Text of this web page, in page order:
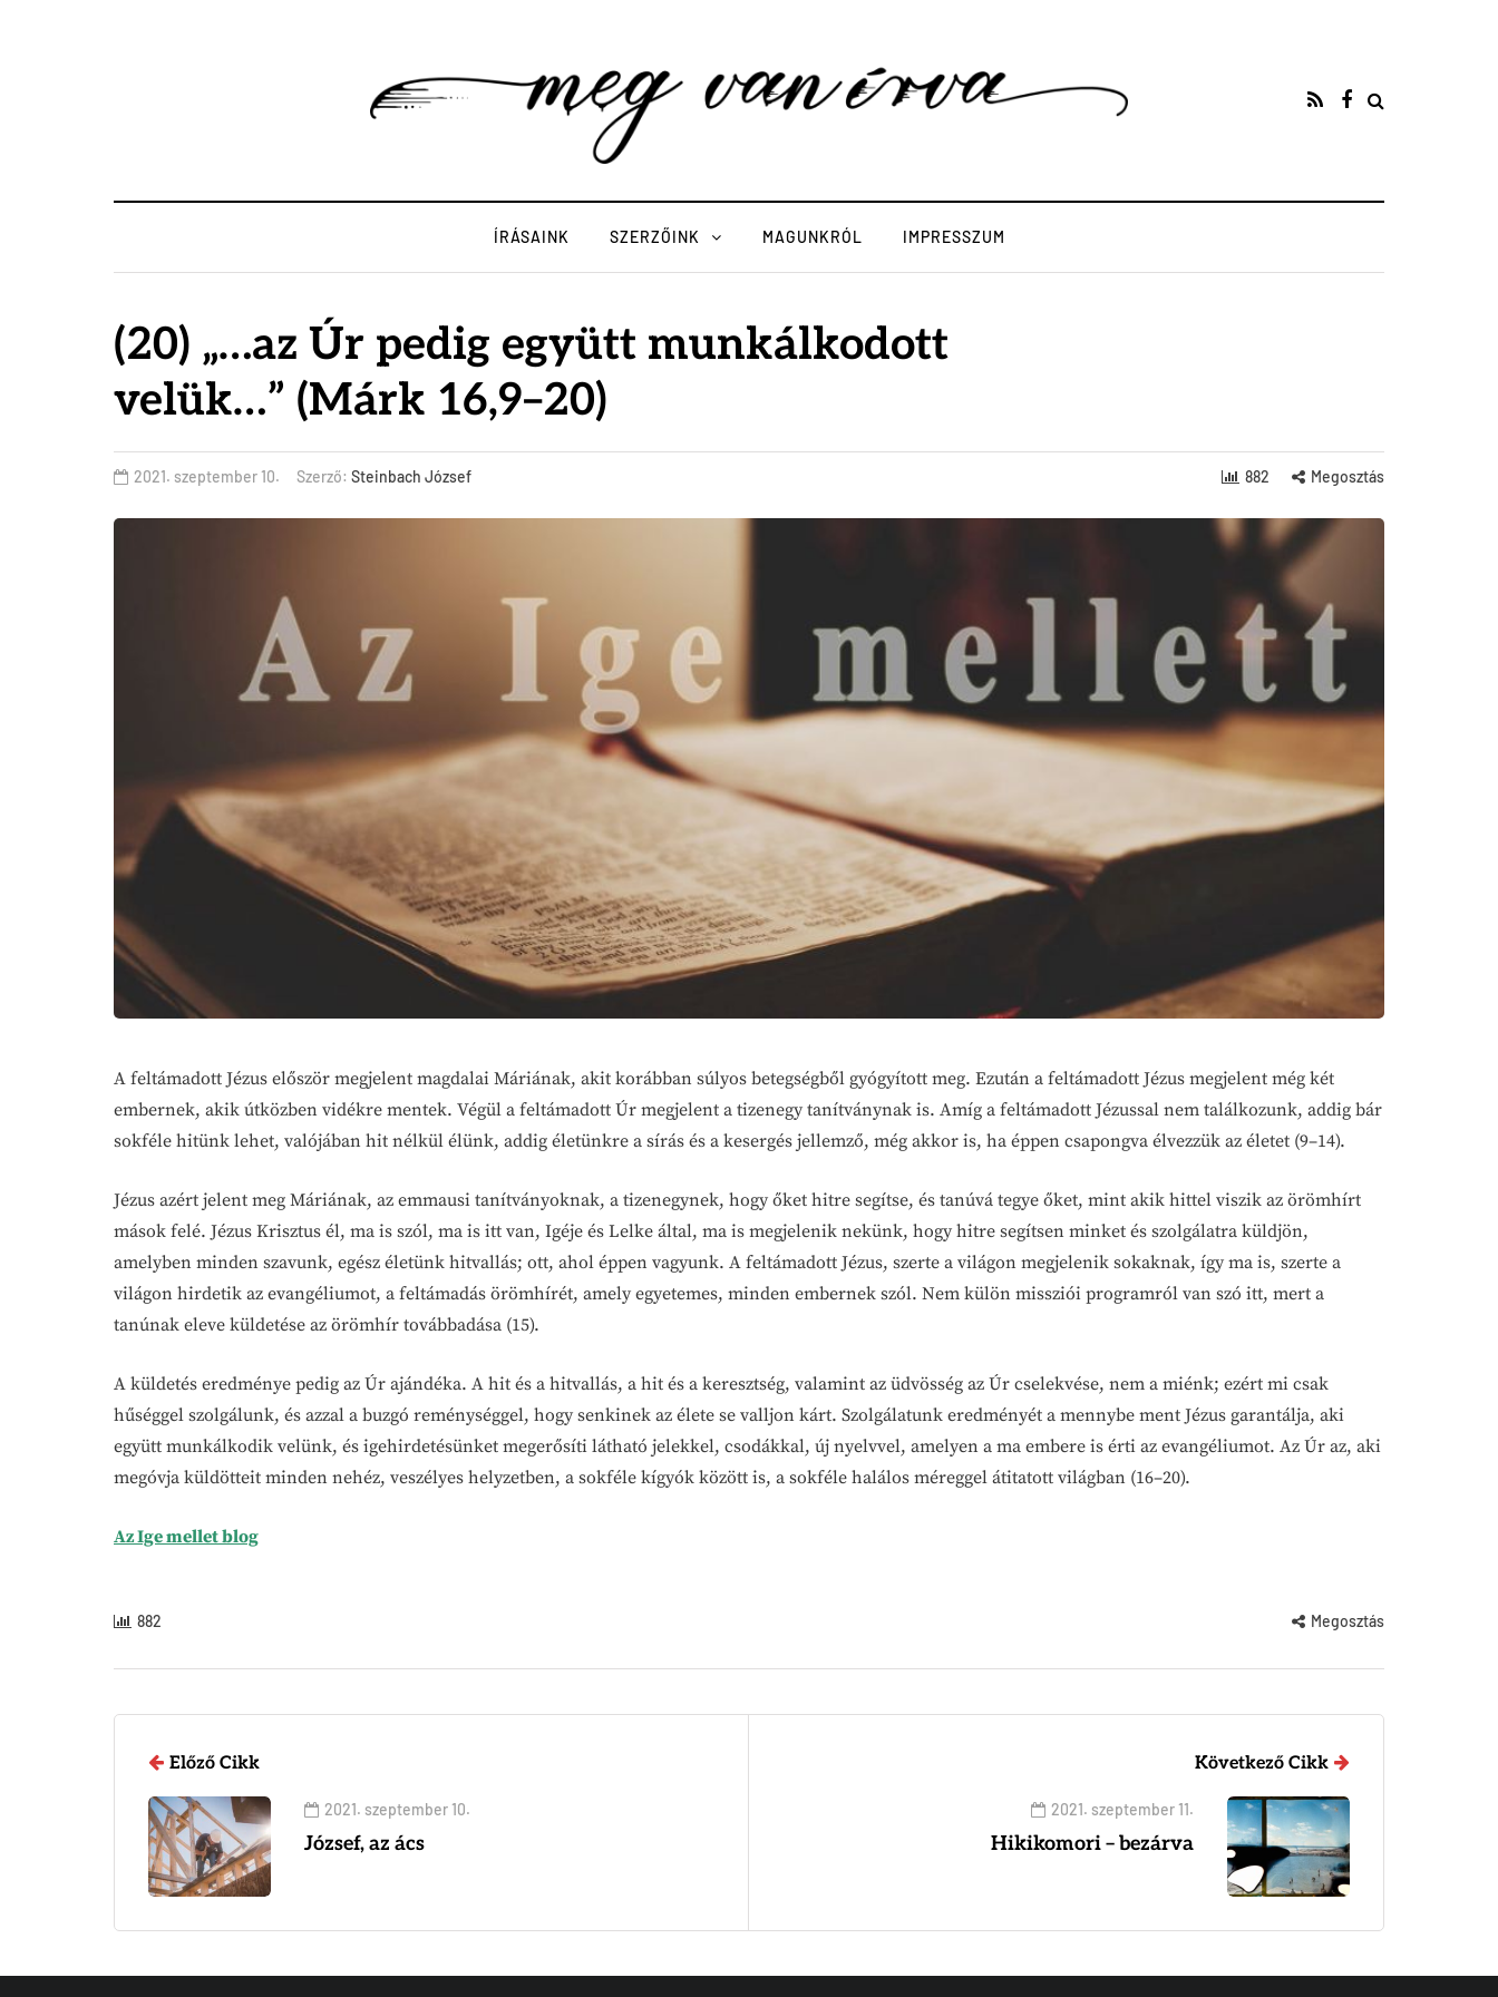
ÍRÁSAINK SZERZŐINK MAGUNKRÓL IMPRESSZUM
(20) „…az Úr pedig együtt munkálkodott
velük…” (Márk 16,9–20)
2021. szeptember 10. Szerző: Steinbach József 882 Megosztás
A feltámadott Jézus először megjelent magdalai Máriának, akit korábban súlyos betegségből gyógyított meg. Ezután a feltámadott Jézus megjelent még két
embernek, akik útközben vidékre mentek. Végül a feltámadott Úr megjelent a tizenegy tanítványnak is. Amíg a feltámadott Jézussal nem találkozunk, addig bár
sokféle hitünk lehet, valójában hit nélkül élünk, addig életünkre a sírás és a kesergés jellemző, még akkor is, ha éppen csapongva élvezzük az életet (9–14).
Jézus azért jelent meg Máriának, az emmausi tanítványoknak, a tizenegynek, hogy őket hitre segítse, és tanúvá tegye őket, mint akik hittel viszik az örömhírt
mások felé. Jézus Krisztus él, ma is szól, ma is itt van, Igéje és Lelke által, ma is megjelenik nekünk, hogy hitre segítsen minket és szolgálatra küldjön,
amelyben minden szavunk, egész életünk hitvallás; ott, ahol éppen vagyunk. A feltámadott Jézus, szerte a világon megjelenik sokaknak, így ma is, szerte a
világon hirdetik az evangéliumot, a feltámadás örömhírét, amely egyetemes, minden embernek szól. Nem külön missziói programról van szó itt, mert a
tanúnak eleve küldetése az örömhír továbbadása (15).
A küldetés eredménye pedig az Úr ajándéka. A hit és a hitvallás, a hit és a keresztség, valamint az üdvösség az Úr cselekvése, nem a miénk; ezért mi csak
hűséggel szolgálunk, és azzal a buzgó reménységgel, hogy senkinek az élete se valljon kárt. Szolgálatunk eredményét a mennybe ment Jézus garantálja, aki
együtt munkálkodik velünk, és igehirdetésünket megerősíti látható jelekkel, csodákkal, új nyelvvel, amelyen a ma embere is érti az evangéliumot. Az Úr az, aki
megóvja küldötteit minden nehéz, veszélyes helyzetben, a sokféle kígyók között is, a sokféle halálos méreggel átitatott világban (16–20).
Az Ige mellet blog
882 Megosztás
Előző Cikk
2021. szeptember 10.
József, az ács
Következő Cikk
2021. szeptember 11.
Hikikomori – bezárva